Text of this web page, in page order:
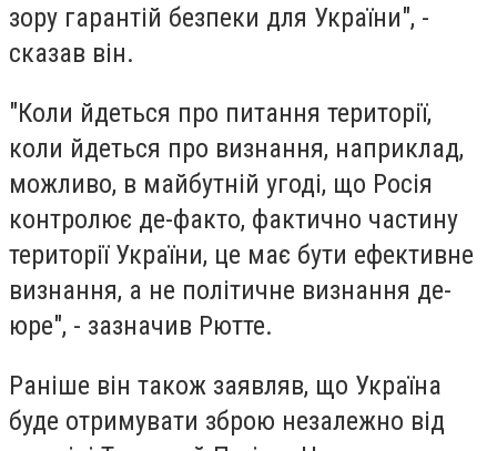
зору гарантій безпеки для України", -
сказав він.
"Коли йдеться про питання території,
коли йдеться про визнання, наприклад,
можливо, в майбутній угоді, що Росія
контролює де-факто, фактично частину
території України, це має бути ефективне
визнання, а не політичне визнання де-
юре", - зазначив Рютте.
Раніше він також заявляв, що Україна
буде отримувати зброю незалежно від